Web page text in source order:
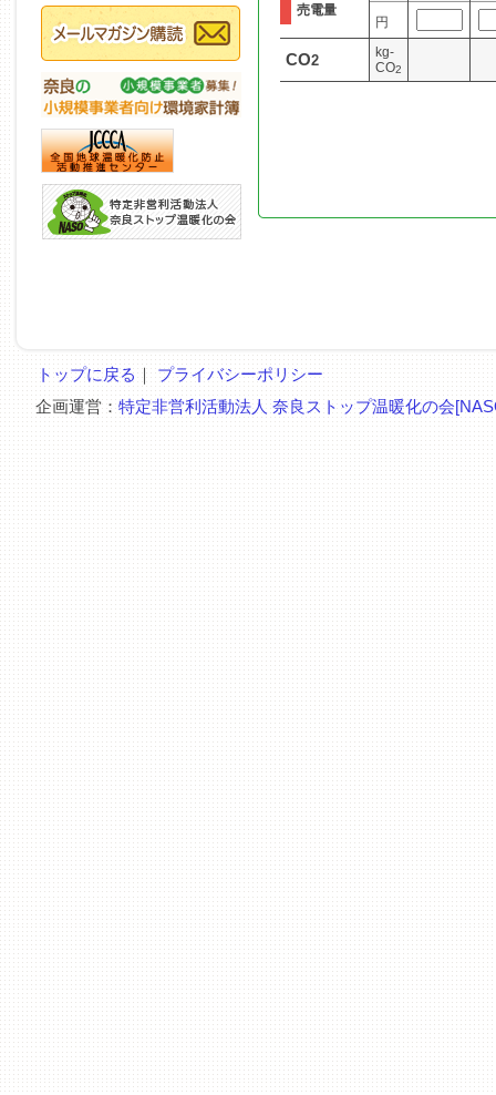
売電量
円
CO2
kg-
CO2
トップに戻る｜プライバシーポリシー
企画運営：特定非営利活動法人 奈良ストップ温暖化の会